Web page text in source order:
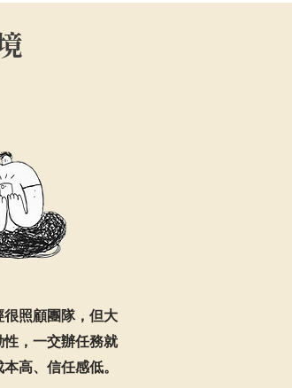
照顧團隊，但大
，一交辦任務就
高、信任感低。